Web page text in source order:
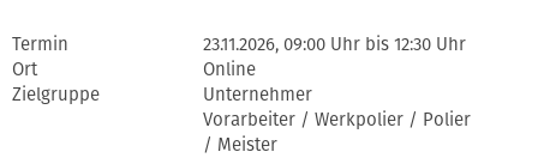
Termin
23.11.2026, 09:00 Uhr bis 12:30 Uhr
Ort
Online
Zielgruppe
Unternehmer
Vorarbeiter / Werkpolier / Polier
/ Meister